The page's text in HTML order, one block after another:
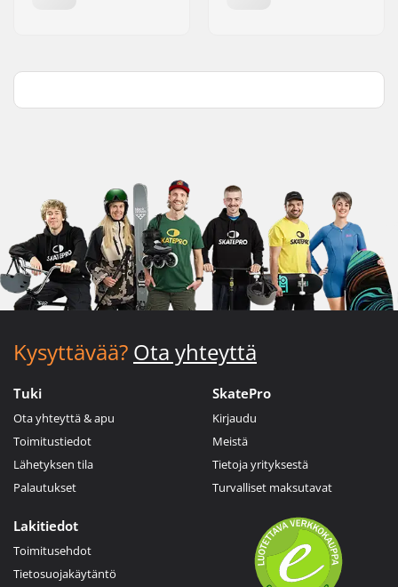
Kysyttävää? Ota yhteyttä
Tuki
Ota yhteyttä & apu
Toimitustiedot
Lähetyksen tila
Palautukset
SkatePro
Kirjaudu
Meistä
Tietoja yrityksestä
Turvalliset maksutavat
Lakitiedot
Toimitusehdot
Tietosuojakäytäntö